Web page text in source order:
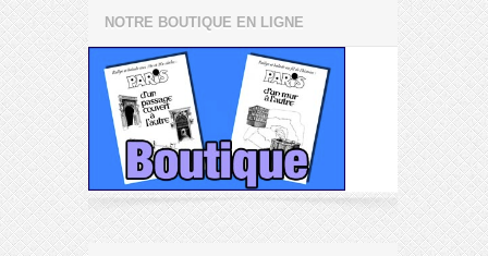
NOTRE BOUTIQUE EN LIGNE